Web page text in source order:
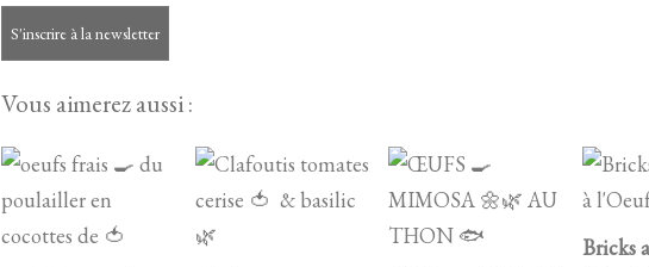
S'inscrire à la newsletter
Vous aimerez aussi :
Bricks